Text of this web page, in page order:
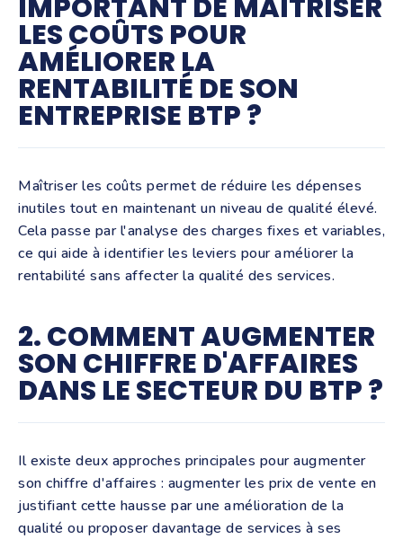
IMPORTANT DE MAÎTRISER
LES COÛTS POUR
AMÉLIORER LA
RENTABILITÉ DE SON
ENTREPRISE BTP ?
Maîtriser les coûts permet de réduire les dépenses
inutiles tout en maintenant un niveau de qualité élevé.
Cela passe par l'analyse des charges fixes et variables,
ce qui aide à identifier les leviers pour améliorer la
rentabilité sans affecter la qualité des services.
2. COMMENT AUGMENTER
SON CHIFFRE D'AFFAIRES
DANS LE SECTEUR DU BTP ?
Il existe deux approches principales pour augmenter
son chiffre d'affaires : augmenter les prix de vente en
justifiant cette hausse par une amélioration de la
qualité ou proposer davantage de services à ses